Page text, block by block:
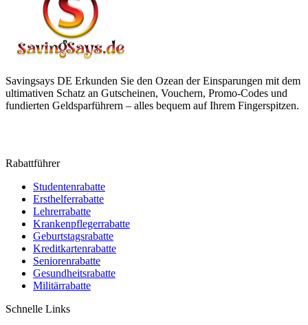
Savingsays DE Erkunden Sie den Ozean der Einsparungen mit dem
ultimativen Schatz an Gutscheinen, Vouchern, Promo-Codes und
fundierten Geldsparführern – alles bequem auf Ihrem Fingerspitzen.
Rabattführer
Studentenrabatte
Ersthelferrabatte
Lehrerrabatte
Krankenpflegerrabatte
Geburtstagsrabatte
Kreditkartenrabatte
Seniorenrabatte
Gesundheitsrabatte
Militärrabatte
Schnelle Links